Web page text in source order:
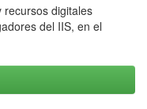
recursos digitales
del IIS, en el